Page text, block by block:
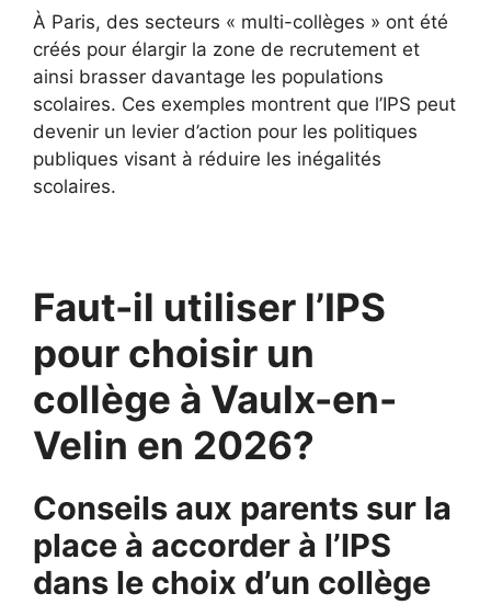
À Paris, des secteurs « multi-collèges » ont été
créés pour élargir la zone de recrutement et
ainsi brasser davantage les populations
scolaires. Ces exemples montrent que l’IPS peut
devenir un levier d’action pour les politiques
publiques visant à réduire les inégalités
scolaires.
Faut-il utiliser l’IPS
pour choisir un
collège à Vaulx-en-
Velin en 2026?
Conseils aux parents sur la
place à accorder à l’IPS
dans le choix d’un collège